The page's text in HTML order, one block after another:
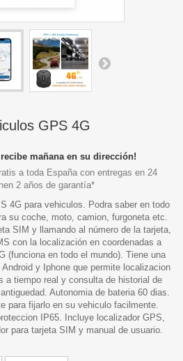
GPS 4G
mañana en su dirección!
a toda España con entregas en 24
2 años de garantía*
4G para vehiculos. Podra saber en todo
su coche, moto, camion, furgoneta etc.
SIM y llamando al número de la tarjeta,
con la localización en coordenadas a
(funciona en todo el mundo). Tiene una
y Iphone que permite localizacion
a tiempo real y consulta de historial de
Autonomia de bateria 60 dias.
para fijarlo en su vehiculo facilmente.
IP65. Incluye localizador GPS,
para tarjeta SIM y manual de usuario.